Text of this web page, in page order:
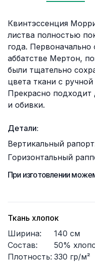
Описание
Квинтэссенция
листва полностью
года. Первоначально
аббатстве Мертон,
были тщательно
цвета ткани с
Прекрасно
и обивки.
Детали:
Вертикальный
Горизонтальный
При изготовлении
Ткань хлопок
Ширина:
140 см
Состав:
50%
Плотность: 330 гр/м²